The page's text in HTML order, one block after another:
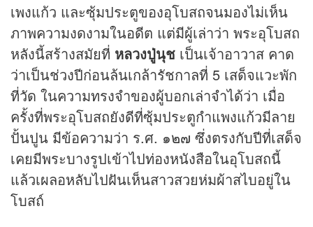
เพงแก้ว และซุ้มประตูของอุโบสถจนมองไม่เห็น
ภาพความงดงามในอดีต แต่มีผู้เล่าว่า พระอุโบสถ
หลังนี้สร้างสมัยที่ หลวงปู่นุช เป็นเจ้าอาวาส คาด
ว่าเป็นช่วงปีก่อนล้นเกล้ารัชกาลที่ 5 เสด็จแวะพัก
ที่วัด ในความทรงจำของผู้บอกเล่าจำได้ว่า เมื่อ
ครั้งที่พระอุโบสถยังดีที่ซุ้มประตูกำแพงแก้วมีลาย
ปั้นปูน มีข้อความว่า ร.ศ. ๑๒๗ ซึ่งตรงกับปีที่เสด็จ
เคยมีพระบางรูปเข้าไปท่องหนังสือในอุโบสถนี้
แล้วเผลอหลับไปฝันเห็นสาวสวยห่มผ้าสไบอยู่ใน
โบสถ์